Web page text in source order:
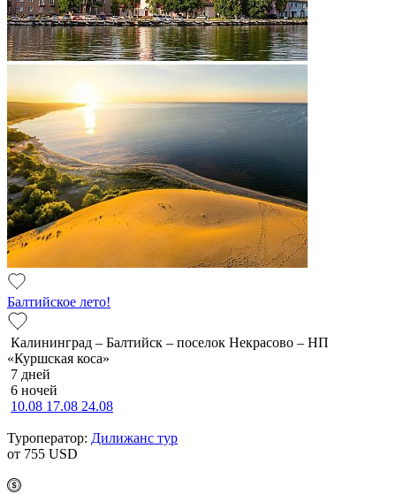
Балтийское лето!
Калининград – Балтийск – поселок Некрасово – НП
«Куршская коса»
7 дней
6 ночей
10.08 17.08 24.08
Туроператор: Дилижанс тур
от 755 USD